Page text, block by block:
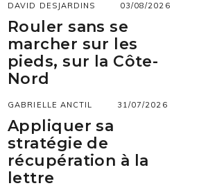
DAVID DESJARDINS 03/08/2026
Rouler sans se
marcher sur les
pieds, sur la Côte-
Nord
GABRIELLE ANCTIL 31/07/2026
Appliquer sa
stratégie de
récupération à la
lettre